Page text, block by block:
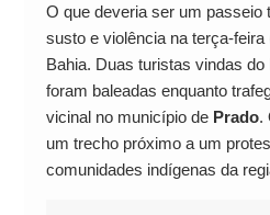
O que deveria ser um passeio
susto e violência na terça-
Bahia. Duas turistas vindas do
foram baleadas enquanto
vicinal no município de Prado.
um trecho próximo a um
comunidades indígenas da